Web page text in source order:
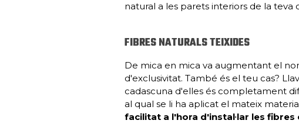
natural a les parets interiors de la teva
FIBRES NATURALS TEIXIDES
De mica en mica va augmentant el
d'exclusivitat. També és el teu cas?
cadascuna d'elles és completament
al qual se li ha aplicat el mateix
facilitat a l'hora d'instal·lar les fibres